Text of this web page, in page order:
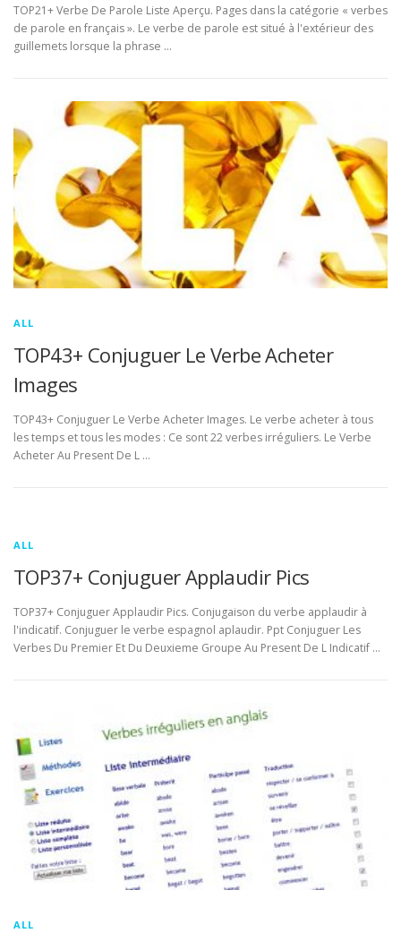
TOP21+ Verbe De Parole Liste Aperçu. Pages dans la catégorie « verbes
de parole en français ». Le verbe de parole est situé à l'extérieur des
guillemets lorsque la phrase …
ALL
TOP43+ Conjuguer Le Verbe Acheter
Images
TOP43+ Conjuguer Le Verbe Acheter Images. Le verbe acheter à tous
les temps et tous les modes : Ce sont 22 verbes irréguliers. Le Verbe
Acheter Au Present De L …
ALL
TOP37+ Conjuguer Applaudir Pics
TOP37+ Conjuguer Applaudir Pics. Conjugaison du verbe applaudir à
l'indicatif. Conjuguer le verbe espagnol aplaudir. Ppt Conjuguer Les
Verbes Du Premier Et Du Deuxieme Groupe Au Present De L Indicatif …
ALL